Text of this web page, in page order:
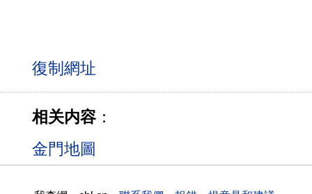
相关内容：
金門地圖